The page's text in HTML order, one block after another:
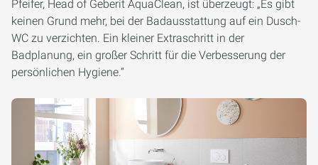
Pfeifer, Head of Geberit AquaClean, ist überzeugt: „Es gibt
keinen Grund mehr, bei der Badausstattung auf ein Dusch-
WC zu verzichten. Ein kleiner Extraschritt in der
Badplanung, ein großer Schritt für die Verbesserung der
persönlichen Hygiene.“